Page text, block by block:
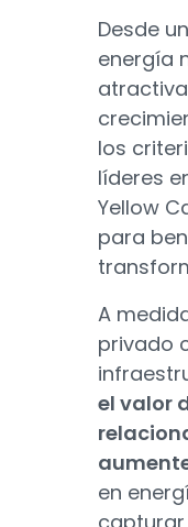
Desde
energía
los
líderes
Yellow
para
A
privado
el valor
en